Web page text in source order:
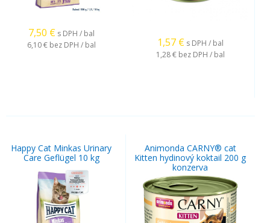
7,50 € s DPH / bal
6,10 € bez DPH / bal 1,57 € s DPH / bal
1,28 € bez DPH / bal
Happy Cat Minkas Urinary
Care Geflügel 10 kg
Animonda CARNY® cat
Kitten hydinový koktail 200 g
konzerva